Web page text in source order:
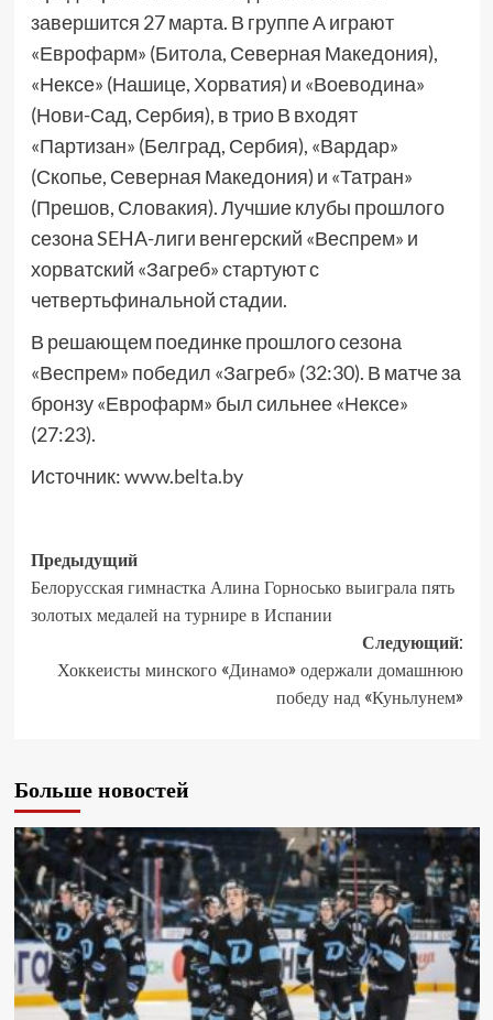
завершится 27 марта. В группе А играют
«Еврофарм» (Битола, Северная Македония),
«Нексе» (Нашице, Хорватия) и «Воеводина»
(Нови-Сад, Сербия), в трио В входят
«Партизан» (Белград, Сербия), «Вардар»
(Скопье, Северная Македония) и «Татран»
(Прешов, Словакия). Лучшие клубы прошлого
сезона SEHA-лиги венгерский «Веспрем» и
хорватский «Загреб» стартуют с
четвертьфинальной стадии.
В решающем поединке прошлого сезона
«Веспрем» победил «Загреб» (32:30). В матче за
бронзу «Еврофарм» был сильнее «Нексе»
(27:23).
Источник:www.belta.by
Предыдущий
Белорусская гимнастка Алина Горносько выиграла пять
золотых медалей на турнире в Испании
Следующий:
Хоккеисты минского «Динамо» одержали домашнюю
победу над «Куньлунем»
Больше новостей